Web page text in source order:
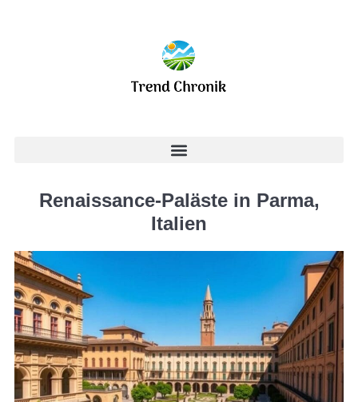
Renaissance-Paläste in Parma,
Italien